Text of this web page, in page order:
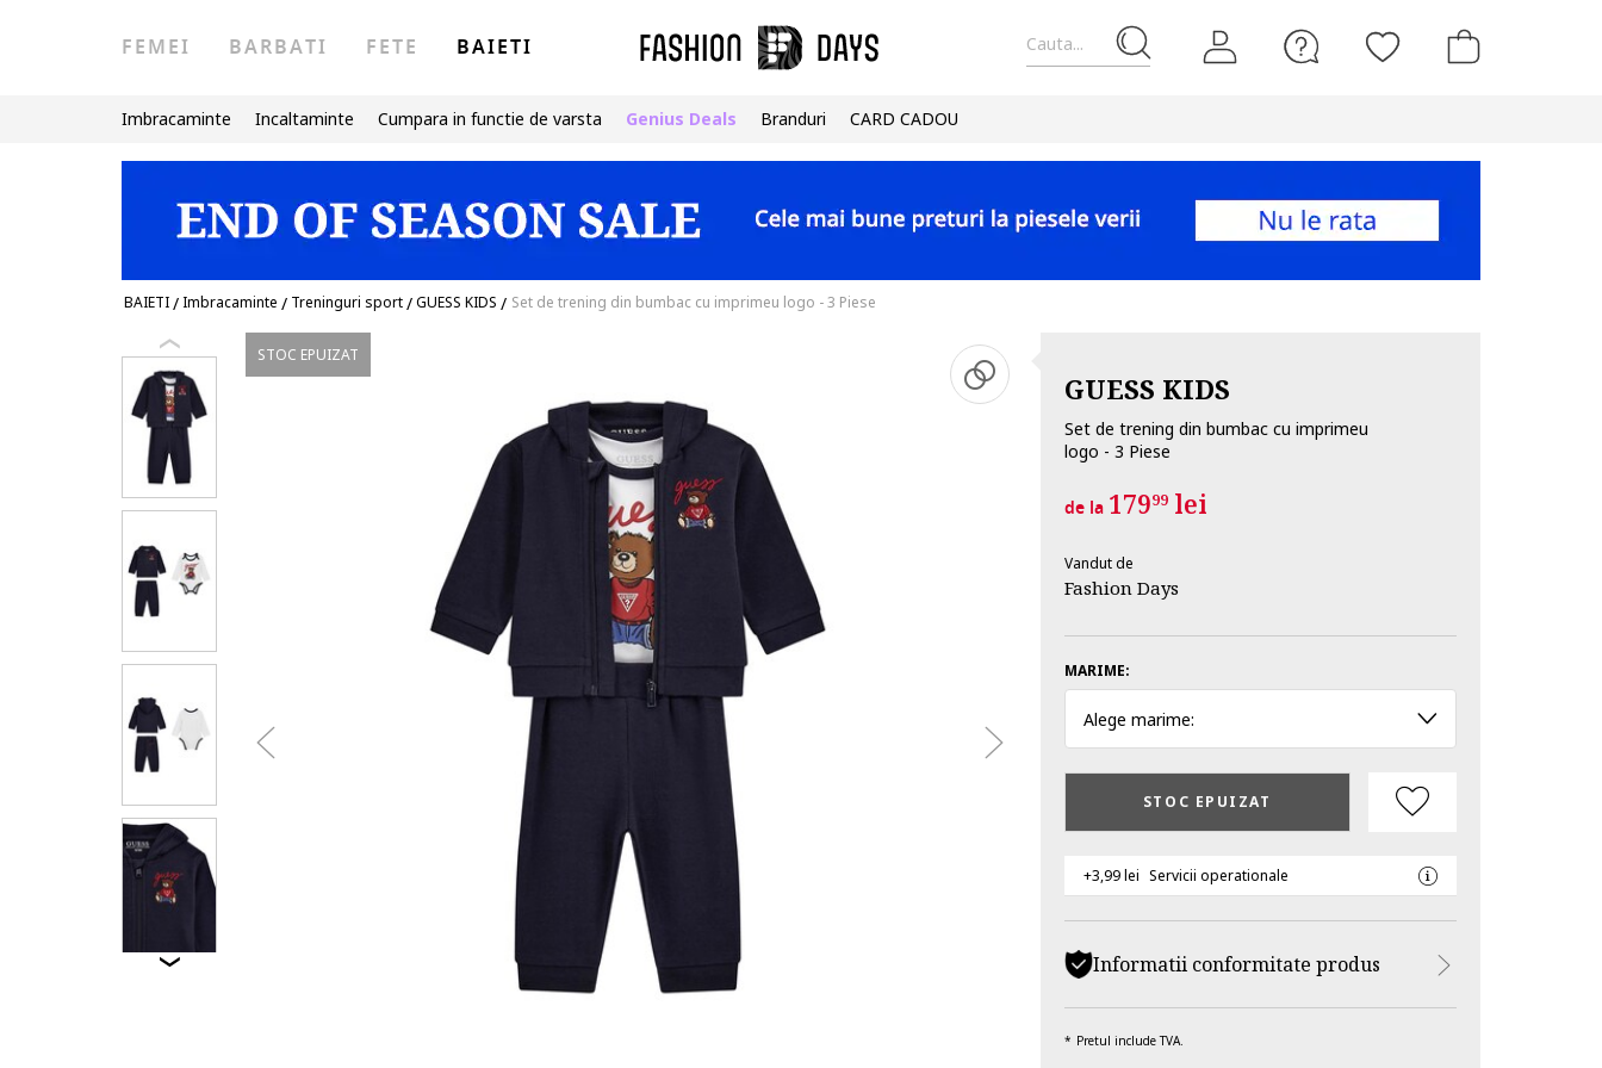
Cauta...
FEMEI BARBATI FETE BAIETI
Imbracaminte Incaltaminte Cumpara in functie de varsta Genius Deals Branduri CARD CADOU
BAIETI/Imbracaminte / Treninguri sport/GUESS KIDS / Set de trening din bumbac cu imprimeu logo - 3 Piese
STOC EPUIZAT
GUESS KIDS
Set de trening din bumbac cu imprimeu
logo - 3 Piese
de la 17999lei
Vandut de
Fashion Days
MARIME:
Alege marime:
STOC EPUIZAT
+3,99 lei Servicii operationale
Informatii conformitate produs
Pretul include TVA.